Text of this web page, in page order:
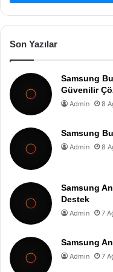
Son Yazılar
Samsung
Güvenilir
Admin 8
Samsung
Admin 8
Samsung
Destek
Admin 7
Samsung
Admin 7